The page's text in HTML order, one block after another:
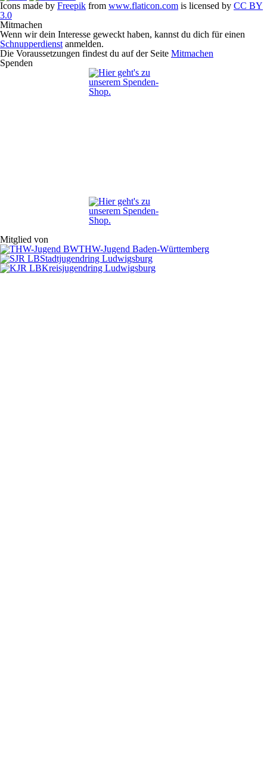
Icons made by Freepik from www.flaticon.com is licensed by CC BY
3.0
Mitmachen
Wenn wir dein Interesse geweckt haben, kannst du dich für einen
Schnupperdienst anmelden.
Die Voraussetzungen findest du auf der Seite Mitmachen
Spenden
Mitglied von
THW-Jugend Baden-Württemberg
Stadtjugendring Ludwigsburg
Kreisjugendring Ludwigsburg